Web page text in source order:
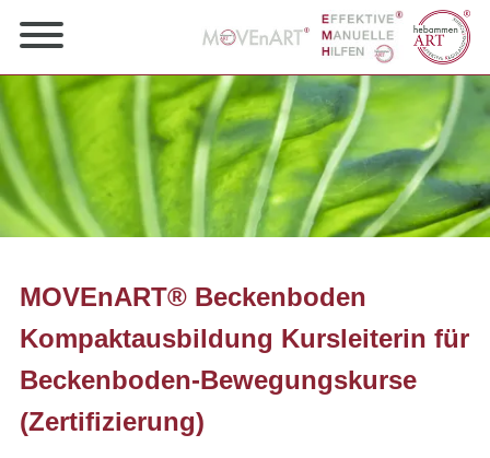
MOVEnART® Beckenboden
Kompaktausbildung Kursleiterin für
Beckenboden-Bewegungskurse
(Zertifizierung)